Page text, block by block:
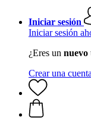
Iniciar sesión
Iniciar sesión
¿Eres un nuevo
Crear una cuenta